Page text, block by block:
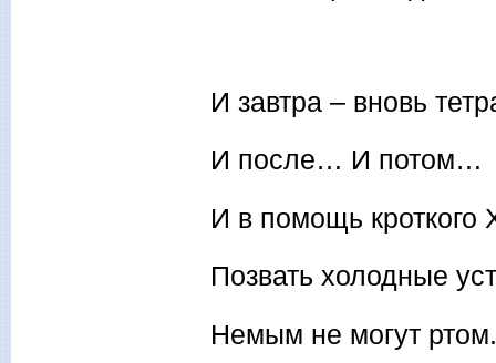
И завтра – вновь
И после… И потом…
И в помощь кроткого
Позвать холодные
Немым не могут ртом.